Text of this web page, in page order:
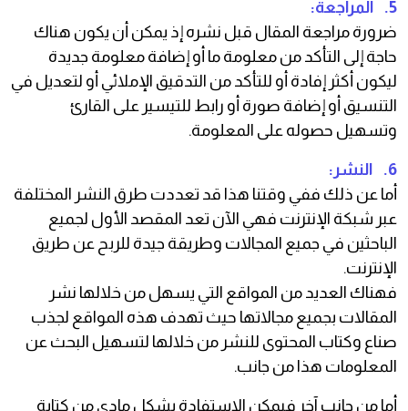
5. المراجعة:
ضرورة مراجعة المقال قبل نشره إذ يمكن أن يكون هناك
حاجة إلى التأكد من معلومة ما أو إضافة معلومة جديدة
ليكون أكثر إفادة أو للتأكد من التدقيق الإملائي أو لتعديل في
التنسيق أو إضافة صورة أو رابط للتيسير على القارئ
وتسهيل حصوله على المعلومة.
6. النشر:
أما عن ذلك ففي وقتنا هذا قد تعددت طرق النشر المختلفة
عبر شبكة الإنترنت فهي الآن تعد المقصد الأول لجميع
الباحثين في جميع المجالات وطريقة جيدة للربح عن طريق
الإنترنت.
فهناك العديد من المواقع التي يسهل من خلالها نشر
المقالات بجميع مجالاتها حيث تهدف هذه المواقع لجذب
صناع وكتاب المحتوى للنشر من خلالها لتسهيل البحث عن
المعلومات هذا من جانب.
أما من جانب آخر فيمكن الاستفادة بشكل مادي من كتابة